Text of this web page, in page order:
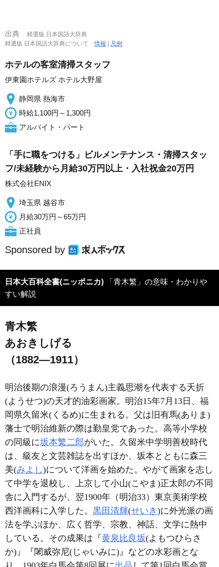
出典
精選版 日本国語大辞典
精選版 日本国語大辞典について情報 | 凡例
ホテルの客室清掃スタッフ
伊東園ホテルズ ホテル大野屋
静岡県 熱海市
時給1,100円～1,300円
アルバイト・パート
「手に職をつける」ビルメンテナンス・清掃スタッ
フ/未経験から月給30万円以上・入社祝金20万円
株式会社ENIX
埼玉県 越谷市
月給30万円～65万円
正社員
Sponsored by
日本大百科全書(ニッポニカ) 「青木繁」の意味・わかりや
すい解説
青木繁
あおきしげる
（1882―1911）
明治後期の浪漫(ろうまん)主義思潮を代表する夭折
(ようせつ)の天才的油彩画家。明治15年7月13日、福
岡県久留米(くるめ)に生まれる。父は旧有馬(ありま)
藩士で明治維新の際は勤皇党であった。高等小学校
の同級に坂本繁二郎がいた。久留米中学明善校時代
は、級友と文芸雑誌を出すほか、坂本とともに森三
美(みよし)について洋画を始めた。やがて画家を志し
て中学を退校し、上京して小山(こやま)正太郎の不同
舎に入門するが、翌1900年（明治33）東京美術学校
西洋画科に入学した。 黒田清輝(せいき )に外光派の画
法を学ぶほか、広く哲学、宗教、神話、文学に熱中
している。その成果は『黄泉比良坂(よもつひらさ
か)』『闍威弥尼(じゃいみに)』などの水彩画とな